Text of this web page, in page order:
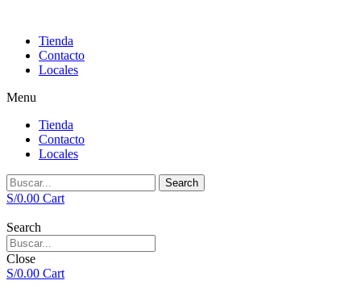
Tienda
Contacto
Locales
Menu
Tienda
Contacto
Locales
Search
S/0.00 Cart
Search
Close
S/0.00 Cart